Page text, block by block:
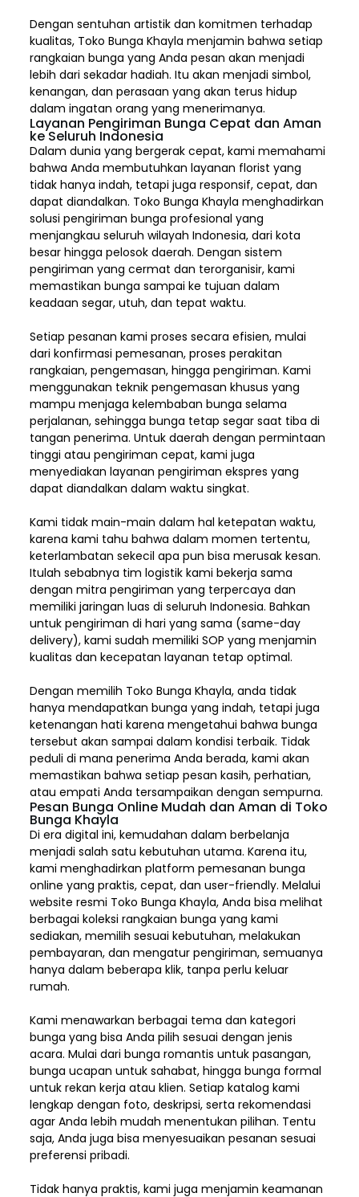
Dengan sentuhan artistik dan komitmen terhadap
kualitas, Toko Bunga Khayla menjamin bahwa setiap
rangkaian bunga yang Anda pesan akan menjadi
lebih dari sekadar hadiah. Itu akan menjadi simbol,
kenangan, dan perasaan yang akan terus hidup
dalam ingatan orang yang menerimanya.
Layanan Pengiriman Bunga Cepat dan Aman
ke Seluruh Indonesia
Dalam dunia yang bergerak cepat, kami memahami
bahwa Anda membutuhkan layanan florist yang
tidak hanya indah, tetapi juga responsif, cepat, dan
dapat diandalkan. Toko Bunga Khayla menghadirkan
solusi pengiriman bunga profesional yang
menjangkau seluruh wilayah Indonesia,dari kota
besar hingga pelosok daerah. Dengan sistem
pengiriman yang cermat dan terorganisir, kami
memastikan bunga sampai ke tujuan dalam
keadaan segar, utuh, dan tepat waktu.
Setiap pesanan kami proses secara efisien, mulai
dari konfirmasi pemesanan, proses perakitan
rangkaian, pengemasan, hingga pengiriman. Kami
menggunakan teknik pengemasan khusus yang
mampu menjaga kelembaban bunga selama
perjalanan, sehingga bunga tetap segar saat tiba di
tangan penerima. Untuk daerah dengan permintaan
tinggi atau pengiriman cepat, kami juga
menyediakan layanan pengiriman ekspres yang
dapat diandalkan dalam waktu singkat.
Kami tidak main-main dalam hal ketepatan waktu,
karena kami tahu bahwa dalam momen tertentu,
keterlambatan sekecil apa pun bisa merusak kesan.
Itulah sebabnya tim logistik kami bekerja sama
dengan mitra pengiriman yang terpercaya dan
memiliki jaringan luas di seluruh Indonesia. Bahkan
untuk pengiriman di hari yang sama (same-day
delivery), kami sudah memiliki SOP yang menjamin
kualitas dan kecepatan layanan tetap optimal.
Dengan memilih Toko Bunga Khayla, anda tidak
hanya mendapatkan bunga yang indah, tetapi juga
ketenangan hati karena mengetahui bahwa bunga
tersebut akan sampai dalam kondisi terbaik. Tidak
peduli di mana penerima Anda berada, kami akan
memastikan bahwa setiap pesan kasih, perhatian,
atau empati Anda tersampaikan dengan sempurna.
Pesan Bunga Online Mudah dan Aman di Toko
Bunga Khayla
Di era digital ini, kemudahan dalam berbelanja
menjadi salah satu kebutuhan utama. Karena itu,
kami menghadirkan platform pemesanan bunga
online yang praktis, cepat, dan user-friendly. Melalui
website resmi Toko Bunga Khayla, Anda bisa melihat
berbagai koleksi rangkaian bunga yang kami
sediakan, memilih sesuai kebutuhan, melakukan
pembayaran, dan mengatur pengiriman,semuanya
hanya dalam beberapa klik, tanpa perlu keluar
rumah.
Kami menawarkan berbagai tema dan kategori
bunga yang bisa Anda pilih sesuai dengan jenis
acara. Mulai dari bunga romantis untuk pasangan,
bunga ucapan untuk sahabat, hingga bunga formal
untuk rekan kerja atau klien. Setiap katalog kami
lengkap dengan foto, deskripsi, serta rekomendasi
agar Anda lebih mudah menentukan pilihan. Tentu
saja, Anda juga bisa menyesuaikan pesanan sesuai
preferensi pribadi.
Tidak hanya praktis, kami juga menjamin keamanan